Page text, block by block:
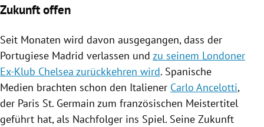
Zukunft offen
Seit Monaten wird davon ausgegangen, dass der
Portugiese Madrid verlassen und zu seinem Londoner
Ex-Klub Chelsea zurückkehren wird. Spanische
Medien brachten schon den Italiener Carlo Ancelotti,
der Paris St. Germain zum französischen Meistertitel
geführt hat, als Nachfolger ins Spiel. Seine Zukunft